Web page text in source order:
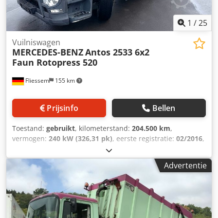
1 /25
Fliessem 155 km
Vuilniswagen
MERCEDES-BENZAntos 2533 6x2
Faun Rotopress 520
Prijsinfo Bellen
Toestand: gebruikt, kilometerstand: 204.500 km,
vermogen: 240 kW (326,31 pk), eerste registratie: 02/2016,
, totaalgewicht:
asconfiguratie:3 assen, kleur:wit, soort overbrenging:
automatisch, emissieklasse:
, Uitrusting:
airconditioning
, * Mercedes-Benz Antos 2533 6x2 met
Faun Rotopress 520 * Wielbasis ca. 4,10 m * Euro 6 *
Telligent automatische versnellingsbak * Airconditioning *
Ophanging: bladveer/lucht/lucht * ABS * Hefas *
Advertentie